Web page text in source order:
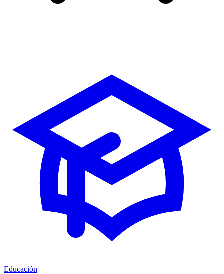
Educación